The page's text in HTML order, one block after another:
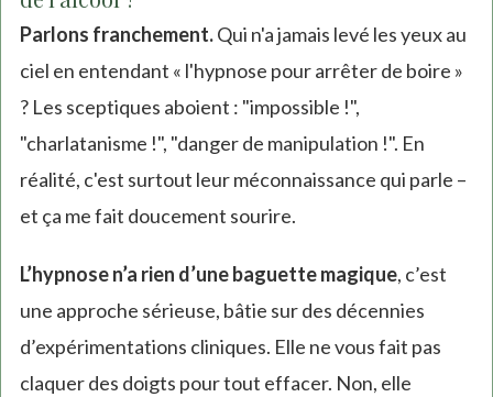
Parlons franchement.Qui n'a jamais levé les yeux au
ciel en entendant « l'hypnose pour arrêter de boire »
? Les sceptiques aboient : "impossible !",
"charlatanisme !", "danger de manipulation !". En
réalité, c'est surtout leur méconnaissance qui parle –
et ça me fait doucement sourire.
L’hypnose n’a rien d’une baguette magique, c’est
une approche sérieuse, bâtie sur des décennies
d’expérimentations cliniques. Elle ne vous fait pas
claquer des doigts pour tout effacer. Non, elle